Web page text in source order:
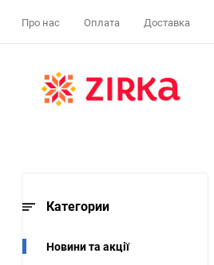
Про нас Оплата Доставка
Категории
Новини та акції